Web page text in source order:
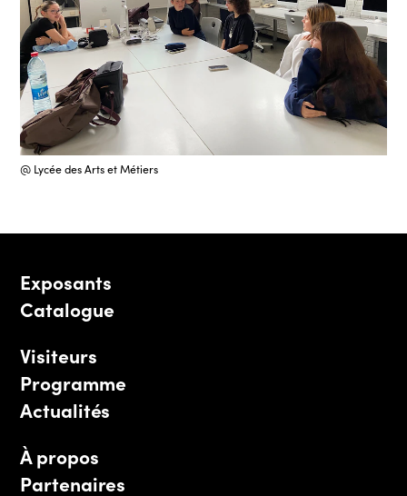
@ Lycée des Arts et Métiers
Exposants
Catalogue
Visiteurs
Programme
Actualités
À propos
Partenaires